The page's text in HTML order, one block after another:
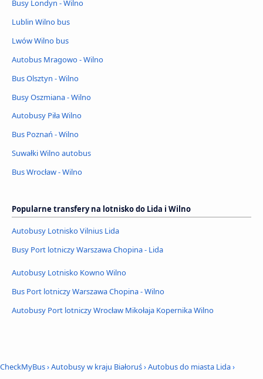
Busy Londyn - Wilno
Lublin Wilno bus
Lwów Wilno bus
Autobus Mragowo - Wilno
Bus Olsztyn - Wilno
Busy Oszmiana - Wilno
Autobusy Piła Wilno
Bus Poznań - Wilno
Suwałki Wilno autobus
Bus Wrocław - Wilno
Popularne transfery na lotnisko do Lida i Wilno
Autobusy Lotnisko Vilnius Lida
Busy Port lotniczy Warszawa Chopina - Lida
Autobusy Lotnisko Kowno Wilno
Bus Port lotniczy Warszawa Chopina - Wilno
Autobusy Port lotniczy Wrocław Mikołaja Kopernika Wilno
CheckMyBus›Autobusy w kraju Białoruś›Autobus do miasta Lida›